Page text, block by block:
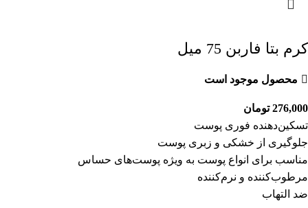
کرم بتا فاربن 75 میل
محصول موجود است
276,000 تومان
تسکین‌دهنده فوری پوست
جلوگیری از خشکی و زبری پوست
مناسب برای انواع پوست به ویژه پوست‌های حساس
مرطوب‌کننده و نرم‌کننده
ضد التهاب